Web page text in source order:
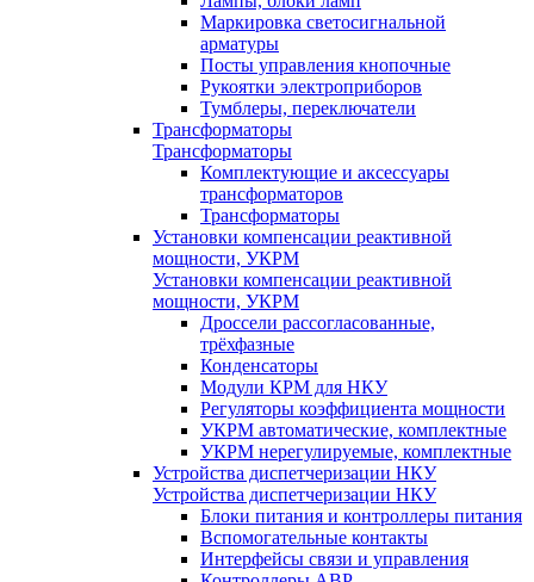
Маркировка светосигнальной
арматуры
Посты управления кнопочные
Рукоятки электроприборов
Тумблеры, переключатели
Трансформаторы
Трансформаторы
Комплектующие и аксессуары
трансформаторов
Трансформаторы
Установки компенсации реактивной
мощности, УКРМ
Установки компенсации реактивной
мощности, УКРМ
Дроссели рассогласованные,
трёхфазные
Конденсаторы
Модули КРМ для НКУ
Регуляторы коэффициента мощности
УКРМ автоматические, комплектные
УКРМ нерегулируемые, комплектные
Устройства диспетчеризации НКУ
Устройства диспетчеризации НКУ
Блоки питания и контроллеры питания
Вспомогательные контакты
Интерфейсы связи и управления